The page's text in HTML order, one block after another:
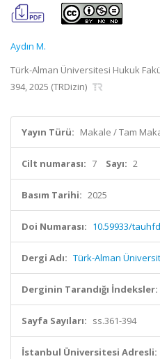
Aydın M.
Türk-Alman Üniversitesi Hukuk
394, 2025 (TRDizin)
Yayın Türü: Makale / Tam
Cilt numarası: 7 Sayı: 2
Basım Tarihi: 2025
Doi Numarası: 10.59933/
Dergi Adı: Türk-Alman
Derginin Tarandığı İndeksler:
Sayfa Sayıları: ss.361-394
İstanbul Üniversitesi Adresli: